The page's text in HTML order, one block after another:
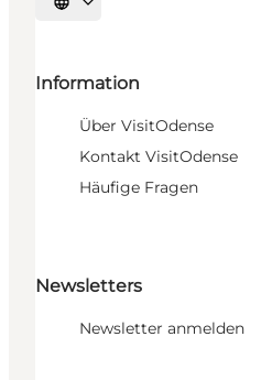
Sprache auswählen
Information
Über VisitOdense
Kontakt VisitOdense
Häufige Fragen
Newsletters
Newsletter anmelden